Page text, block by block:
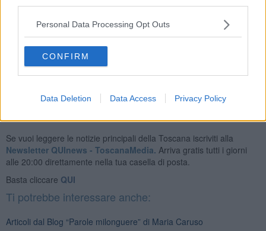
Personal Data Processing Opt Outs
CONFIRM
Data Deletion Data Access Privacy Policy
La settimana ideale infine dovrebbe essere così ripartita un giorno
dedicato allo studio e uno alla pratica, due – tre giorni dedicati a
ballare e tre giorni dedicati ad altre attività
o al riposo per le
Maria Caruso
Se vuoi leggere le notizie principali della Toscana iscriviti alla
Newsletter QUInews - ToscanaMedia. Arriva gratis tutti i giorni
alle 20:00 direttamente nella tua casella di posta.
Basta cliccare QUI
Ti potrebbe interessare anche:
Articoli dal Blog “Parole milonguere” di Maria Caruso